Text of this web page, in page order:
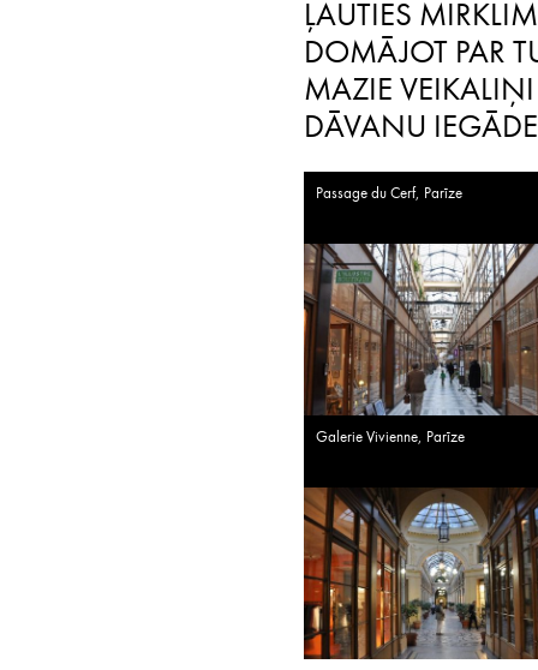
ĻAUTIES
DOMĀJOT PAR
MAZIE
DĀVANU
Passage du Cerf, Parīze
Galerie Vivienne, Parīze